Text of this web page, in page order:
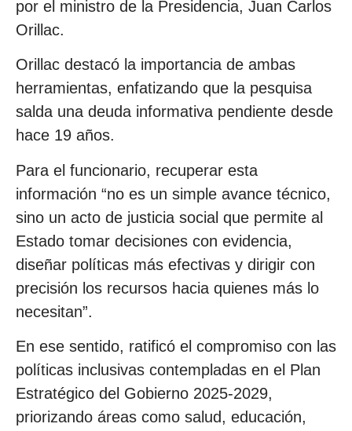
por el ministro de la Presidencia, Juan Carlos
Orillac.
Orillac destacó la importancia de ambas
herramientas, enfatizando que la pesquisa
salda una deuda informativa pendiente desde
hace 19 años.
Para el funcionario, recuperar esta
información “no es un simple avance técnico,
sino un acto de justicia social que permite al
Estado tomar decisiones con evidencia,
diseñar políticas más efectivas y dirigir con
precisión los recursos hacia quienes más lo
necesitan”.
En ese sentido, ratificó el compromiso con las
políticas inclusivas contempladas en el Plan
Estratégico del Gobierno 2025-2029,
priorizando áreas como salud, educación,